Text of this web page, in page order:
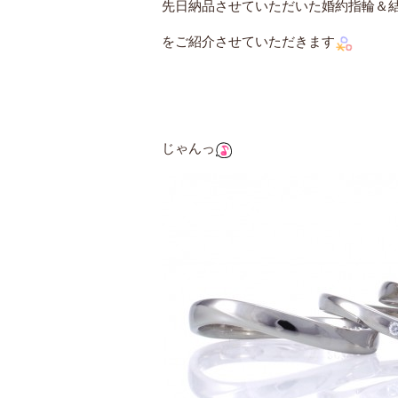
先日納品させていただいた婚約指輪＆
をご紹介させていただきます
じゃんっ